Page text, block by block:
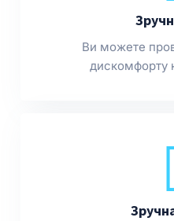
Ви можете
дискомфорту